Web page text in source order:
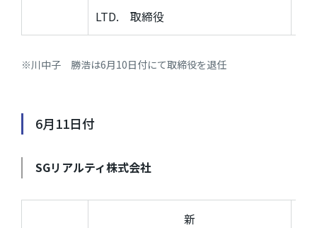
LTD. 取締役
※川中子 勝浩は6月10日付にて取締役を退任
6月11日付
SGリアルティ株式会社
新